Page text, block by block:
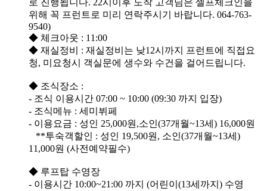
로 진행됩니다. 22시이후 도착 고객님은 셀프체크인을
위해 꼭 프런트로 미리 연락주시기 바랍니다. 064-763-
9540)
◆ 체크아웃 : 11:00
◆ 재실정비 : 재실정비는 낮12시까지 프런트에 직접요
청, 미요청시 객실문에 생수와 수건을 걸어드립니다.
◆ 조식장소 :
- 조식 이용시간 07:00 ~ 10:00 (09:30 까지 입장)
- 조식메뉴 : 세미뷔페
- 이용요금 : 성인 25,000원,소인(37개월~13세) 16,000원
**투숙객할인 : 성인 19,500원, 소인(37개월~13세)
11,000원 (사전예약필수)
◆ 루프탑 수영장
- 이용시간 10:00~21:00 까지 (어린이(13세까지) 수영